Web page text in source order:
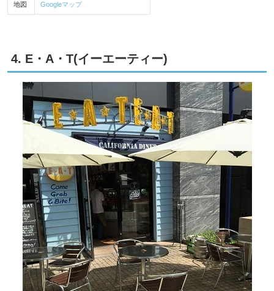
地図 Googleマップ
4. E・A・T(イーエーティー)